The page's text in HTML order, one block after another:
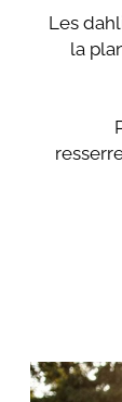
Les
la